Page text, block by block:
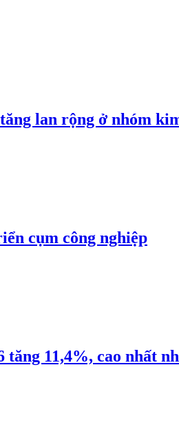
lan rộng ở nhóm
cụm công nghiệp
tăng 11,4%, cao nhất